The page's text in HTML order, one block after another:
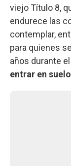
viejo Título 8,
endurece las
contemplar,
para quienes
años durante
entrar en